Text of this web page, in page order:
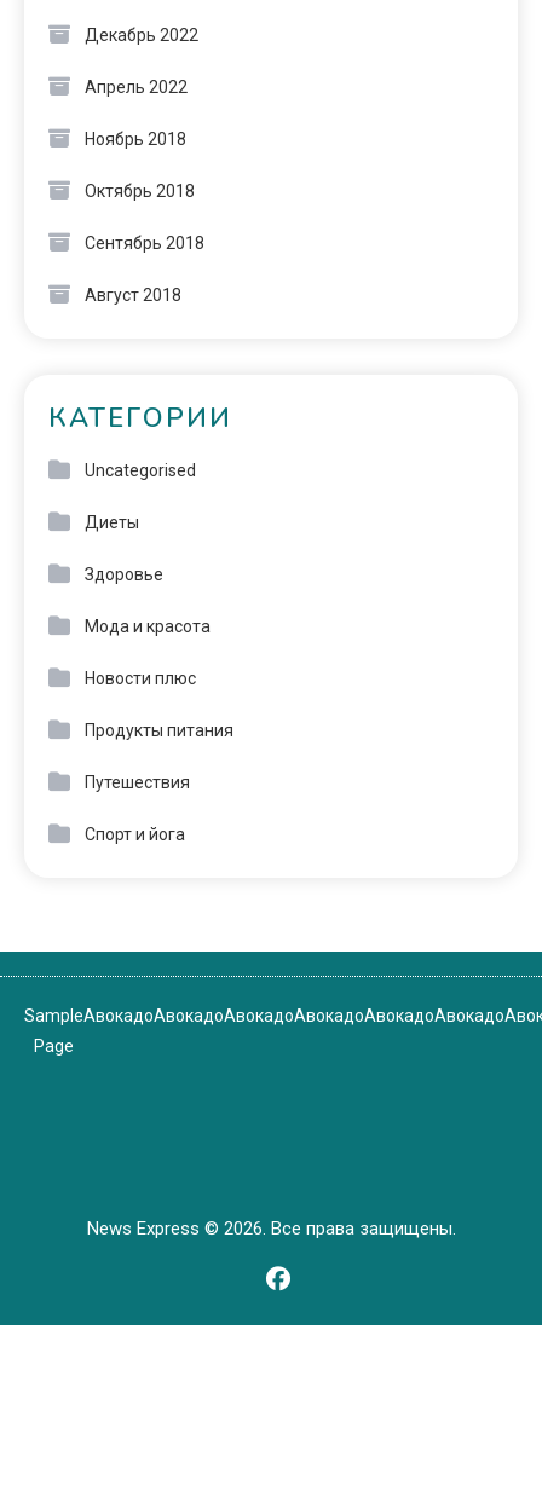
Декабрь 2022
Апрель 2022
Ноябрь 2018
Октябрь 2018
Сентябрь 2018
Август 2018
КАТЕГОРИИ
Uncategorised
Диеты
Здоровье
Мода и красота
Новости плюс
Продукты питания
Путешествия
Спорт и йога
Sample
Page
АвокадоАвокадоАвокадоАвокадоАвокадоАвокадо
News Express © 2026. Все права защищены.